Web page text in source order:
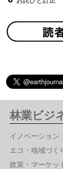
林業ビジ
イノベーション
エコ・地域づく
政策・マーケッ